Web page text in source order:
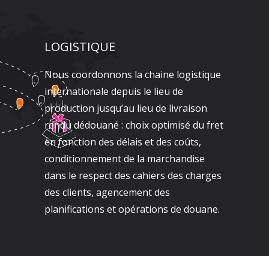
LOGISTIQUE
Nous coordonnons la chaine logistique
internationale depuis le lieu de
production jusqu’au lieu de livraison
rendu dédouané : choix optimisé du fret
en fonction des délais et des coûts,
conditionnement de la marchandise
dans le respect des cahiers des charges
des clients, agencement des
planifications et opérations de douane.